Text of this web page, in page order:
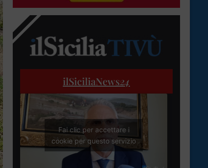
ilSiciliaNews24
Fai clic per accettare i
cookie per questo servizio